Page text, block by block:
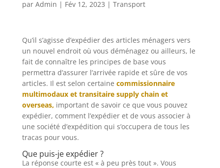
par Admin | Fév 12, 2023 | Transport
Qu’il s’agisse d’expédier des articles ménagers vers
un nouvel endroit où vous déménagez ou ailleurs, le
fait de connaître les principes de base vous
permettra d’assurer l’arrivée rapide et sûre de vos
articles. Il est selon certaine commissionnaire
multimodaux et transitaire supply chain et
overseas, important de savoir ce que vous pouvez
expédier, comment l’expédier et de vous associer à
une société d’expédition qui s’occupera de tous les
tracas pour vous.
Que puis-je expédier ?
La réponse courte est « à peu près tout ». Vous